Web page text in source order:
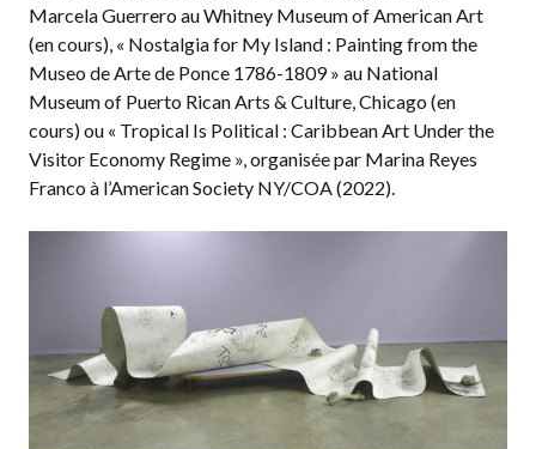
Marcela Guerrero au Whitney Museum of American Art
(en cours), « Nostalgia for My Island : Painting from the
Museo de Arte de Ponce 1786-1809 » au National
Museum of Puerto Rican Arts & Culture, Chicago (en
cours) ou « Tropical Is Political : Caribbean Art Under the
Visitor Economy Regime », organisée par Marina Reyes
Franco à l’American Society NY/COA (2022).